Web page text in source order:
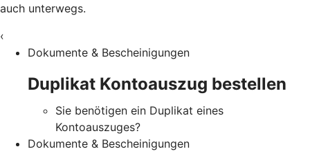
auch unterwegs.
‹
Dokumente & Bescheinigungen
Duplikat Kontoauszug bestellen
Sie benötigen ein Duplikat eines
Kontoauszuges?
Dokumente & Bescheinigungen